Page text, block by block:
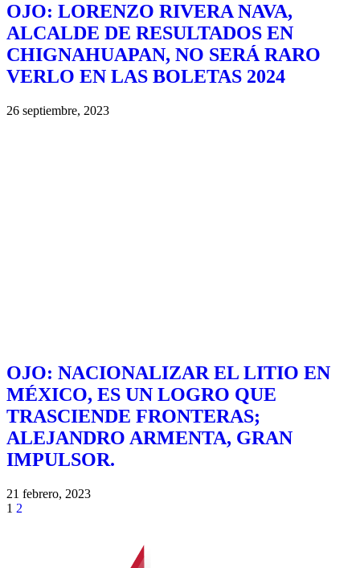
OJO: LORENZO RIVERA NAVA,
ALCALDE DE RESULTADOS EN
CHIGNAHUAPAN, NO SERÁ RARO
VERLO EN LAS BOLETAS 2024
26 septiembre, 2023
OJO: NACIONALIZAR EL LITIO EN
MÉXICO, ES UN LOGRO QUE
TRASCIENDE FRONTERAS;
ALEJANDRO ARMENTA, GRAN
IMPULSOR.
21 febrero, 2023
1 2